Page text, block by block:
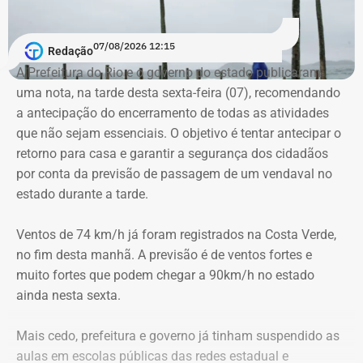
trabalhadores dispensados.
Além da medida judicial, o SINTSAMA convocou uma
assembleia para a próxima quarta-feira (12), às 10h, em
frente à sede da Rio + Saneamento, em Santa Cruz, para
discutir os próximos passos da mobilização.
“Independentemente do resultado da conversa de hoje,
vamos lutar pela manutenção dos empregos e pelo
direito dos trabalhadores. A categoria não vai aceitar
Redação07/08/2026 12:15
A Prefeitura do Rio e o governo do estado publicaram
uma nota, na tarde desta sexta-feira (07), recomendando
a antecipação do encerramento de todas as atividades
que não sejam essenciais. O objetivo é tentar antecipar o
retorno para casa e garantir a segurança dos cidadãos
por conta da previsão de passagem de um vendaval no
estado durante a tarde.
Ventos de 74 km/h já foram registrados na Costa Verde,
no fim desta manhã. A previsão é de ventos fortes e
muito fortes que podem chegar a 90km/h no estado
ainda nesta sexta.
Mais cedo, prefeitura e governo já tinham suspendido as
aulas em escolas públicas das redes estadual e